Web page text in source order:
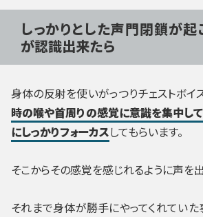
しっかりとした声門閉鎖が起
が認識出来たら
身体の反射を使いがっつりチェストボイ
時の喉や首周りの感覚に意識を集中し
にしっかりフォーカスしてもらいます。
そこからその感覚を感じれるように声を
それまで身体が勝手にやってくれてい